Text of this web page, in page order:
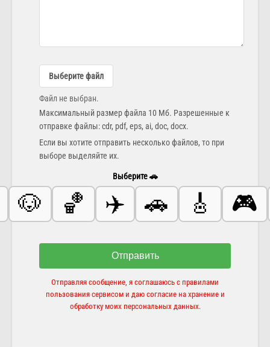
Выберите файл
Файл не выбран.
Максимальный размер файла 10 Мб. Разрешенные к
отправке файлы: cdr, pdf, eps, ai, doc, docx.
Если вы хотите отправить несколько файлов, то при
выборе выделяйте их.
Выберите 🚗
🐶 🏀 ✈️ 🚗 🎸 🎮
Отправить
Отправляя сообщение, я соглашаюсь с правилами
пользования сервисом и даю согласие на хранение и
обработку моих персональных данных.